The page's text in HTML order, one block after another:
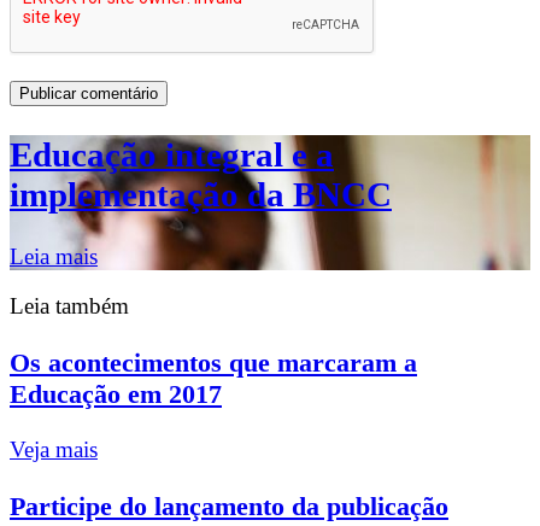
Educação integral e a
implementação da BNCC
Leia mais
Leia também
Os acontecimentos que marcaram a
Educação em 2017
Veja mais
Participe do lançamento da publicação